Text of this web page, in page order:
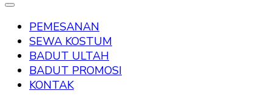
PEMESANAN
SEWA KOSTUM
BADUT ULTAH
BADUT PROMOSI
KONTAK